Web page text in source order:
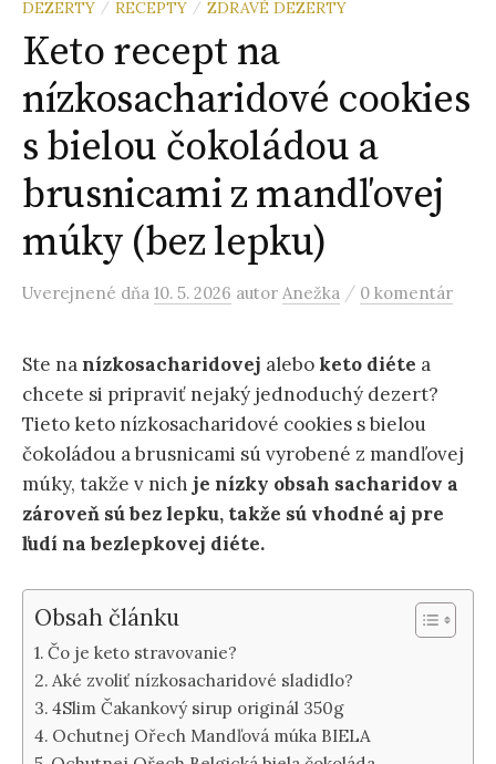
DEZERTY / RECEPTY / ZDRAVÉ DEZERTY
Keto recept na
nízkosacharidové cookies
s bielou čokoládou a
brusnicami z mandľovej
múky (bez lepku)
Uverejnené dňa 10. 5. 2026 autor Anežka / 0 komentár
Ste nanízkosacharidovej alebo keto diéte a
chcete si pripraviť nejaký jednoduchý dezert?
Tieto keto nízkosacharidové cookies s bielou
čokoládou a brusnicami sú vyrobené z mandľovej
múky, takže v nich je nízky obsah sacharidov a
zároveň sú bez lepku, takže sú vhodné aj pre
ľudí na bezlepkovej diéte.
Obsah článku
Čo je keto stravovanie?
Aké zvoliť nízkosacharidové sladidlo?
4Slim Čakankový sirup originál 350g
Ochutnej Ořech Mandľová múka BIELA